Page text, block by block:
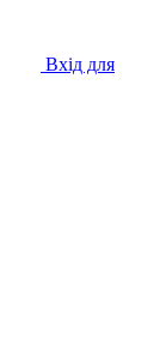
Вхід для